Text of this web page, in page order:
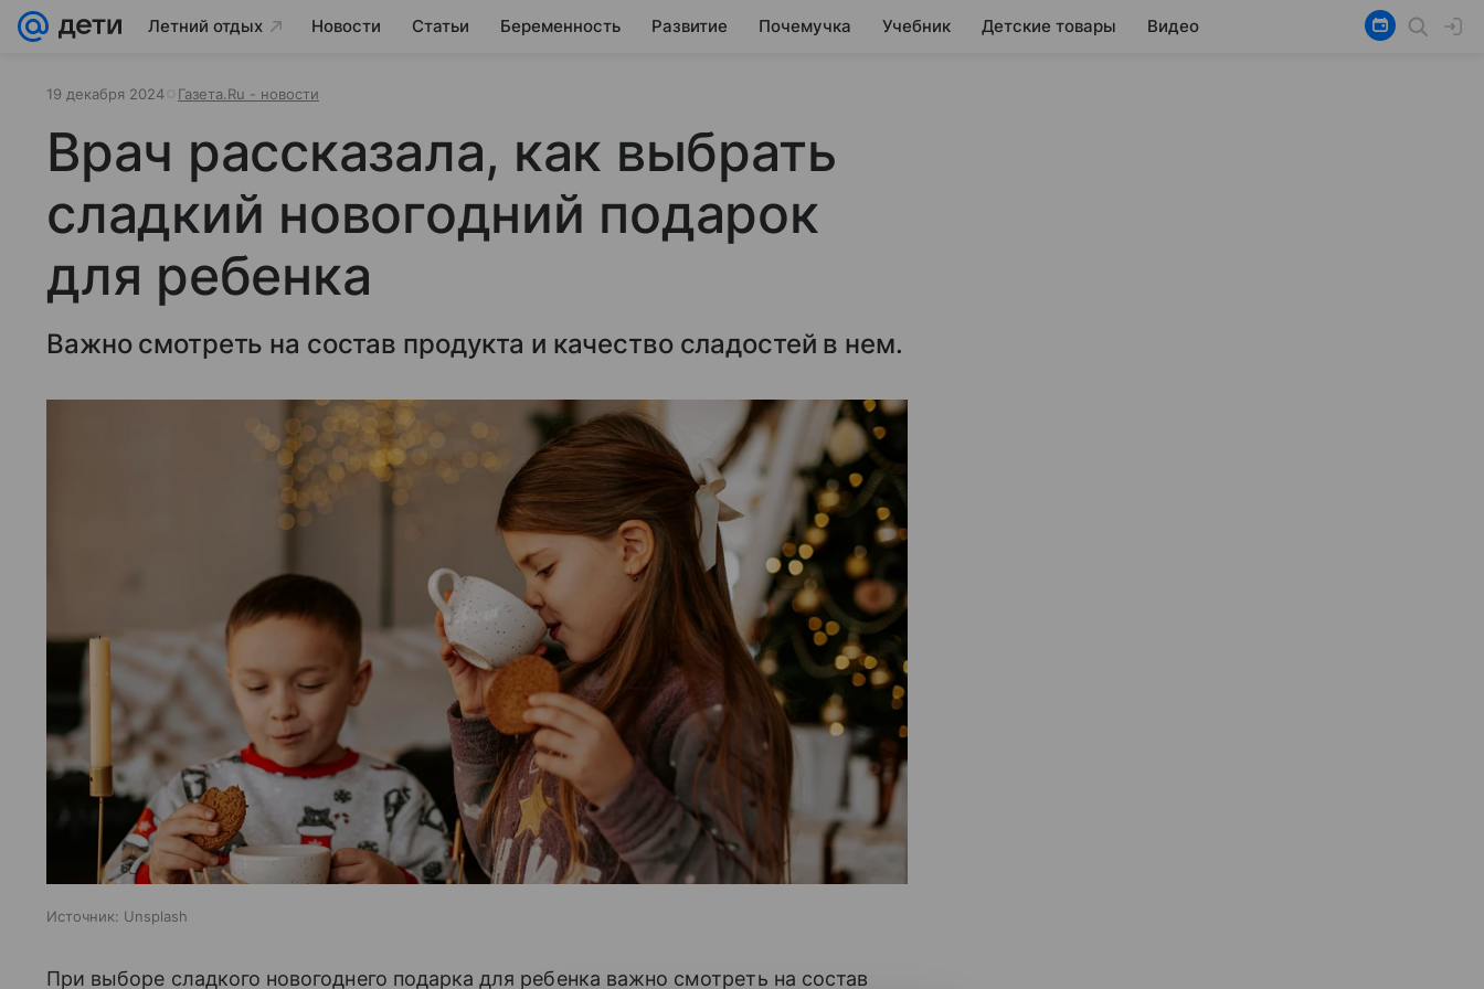
Летний отдых Новости Статьи Беременность Развитие Почемучка Учебник Детские товары Видео
19 декабря 2024 Газета.Ru - новости
Врач рассказала, как выбрать
сладкий новогодний подарок
для ребенка
Важно смотреть на состав продукта и качество сладостей в нем.
Источник: Unsplash
При выборе сладкого новогоднего подарка для ребенка важно смотреть на состав